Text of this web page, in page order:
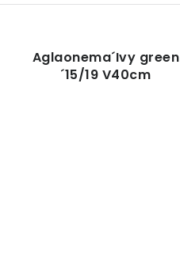
Aglaonema´Ivy green
´15/19 V40cm